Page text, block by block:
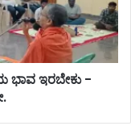
ಭಾವ ಇರಬೇಕು -